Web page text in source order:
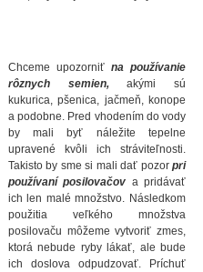
Chceme upozorniť na používanie
rôznych semien,akými sú
kukurica, pšenica, jačmeň, konope
a podobne. Pred vhodením do vody
by mali byť náležite tepelne
upravené kvôli ich stráviteľnosti.
Takisto by sme si mali dať pozor pri
používaní posilovačov a pridávať
ich len malé množstvo. Následkom
použitia veľkého množstva
posilovaču môžeme vytvoriť zmes,
ktorá nebude ryby lákať, ale bude
ich doslova odpudzovať. Príchuť